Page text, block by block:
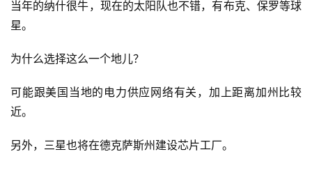
当年的纳什很牛，现在的太阳队也不错，有布克、保罗等球
星。
为什么选择这么一个地儿？
可能跟美国当地的电力供应网络有关，加上距离加州比较
近。
另外，三星也将在德克萨斯州建设芯片工厂。